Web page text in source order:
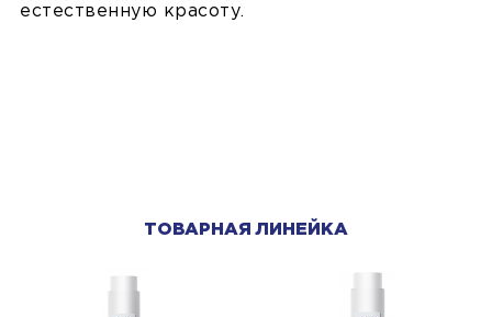
естественную красоту.
ТОВАРНАЯ ЛИНЕЙКА